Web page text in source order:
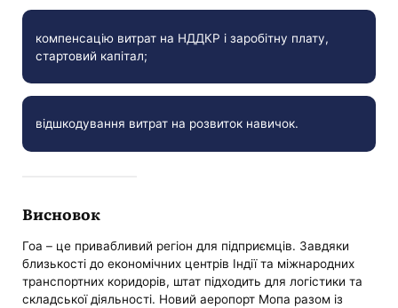
компенсацію витрат на НДДКР і заробітну плату,
стартовий капітал;
відшкодування витрат на розвиток навичок.
Висновок
Гоа – це привабливий регіон для підприємців. Завдяки
близькості до економічних центрів Індії та міжнародних
транспортних коридорів, штат підходить для логістики та
складської діяльності. Новий аеропорт Мопа разом із